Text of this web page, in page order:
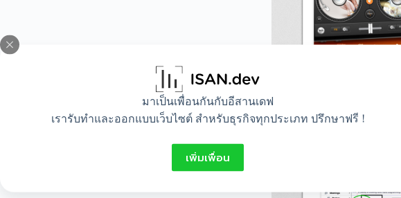
มาเป็นเพื่อนกันกับอีสานเดฟ
เรารับทำและออกแบบเว็บไซต์ สำหรับธุรกิจทุกประเภท ปรึกษาฟรี !
เพิ่มเพื่อน